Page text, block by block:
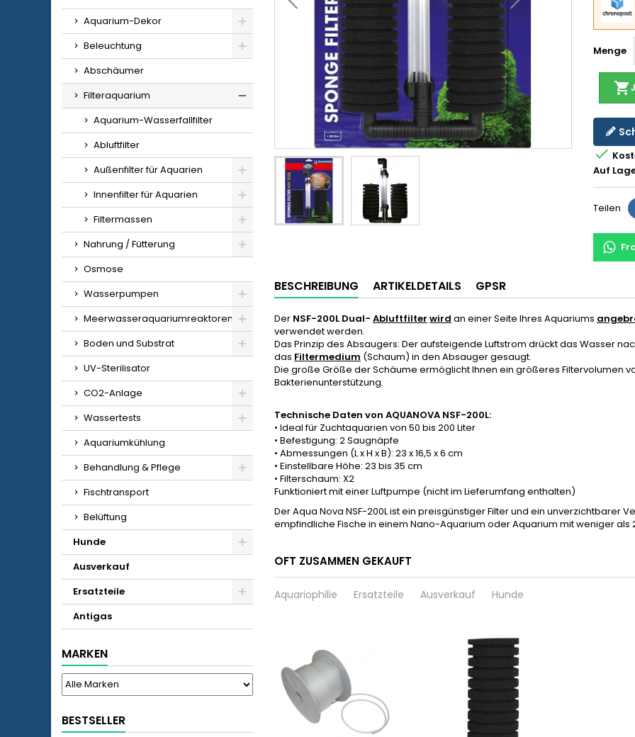
Aquarium-Dekor
Beleuchtung
Abschäumer
Filteraquarium
Aquarium-Wasserfallfilter
Abluftfilter
Außenfilter für Aquarien
Innenfilter für Aquarien
Filtermassen
Nahrung / Fütterung
Osmose
Wasserpumpen
Meerwasseraquariumreaktoren
Boden und Substrat
UV-Sterilisator
CO2-Anlage
Wassertests
Aquariumkühlung
Behandlung & Pflege
Fischtransport
Belüftung
Hunde
Ausverkauf
Ersatzteile
Antigas
MARKEN
BESTSELLER
Menge
shopping_cart

Auf
Teilen
BESCHREIBUNG ARTIKELDETAILS GPSR
Der NSF-200L Dual- Abluftfilter wird an einer Seite Ihres Aquariums
verwendet werden.
Das Prinzip des Absaugers: Der aufsteigende Luftstrom drückt das Wasser
das Filtermedium (Schaum) in den Absauger gesaugt.
Die große Größe der Schäume ermöglicht Ihnen ein größeres Filtervolumen
Bakterienunterstützung.
Technische Daten von AQUANOVA NSF-200L:
• Ideal für Zuchtaquarien von 50 bis 200 Liter
• Befestigung: 2 Saugnäpfe
• Abmessungen (L x H x B): 23 x 16,5 x 6 cm
• Einstellbare Höhe: 23 bis 35 cm
• Filterschaum: X2
Funktioniert mit einer Luftpumpe (nicht im Lieferumfang enthalten)
Der Aqua Nova NSF-200L ist ein preisgünstiger Filter und ein unverzichtbarer
empfindliche Fische in einem Nano-Aquarium oder Aquarium mit weniger als
OFT ZUSAMMEN GEKAUFT
Aquariophilie Ersatzteile Ausverkauf Hunde